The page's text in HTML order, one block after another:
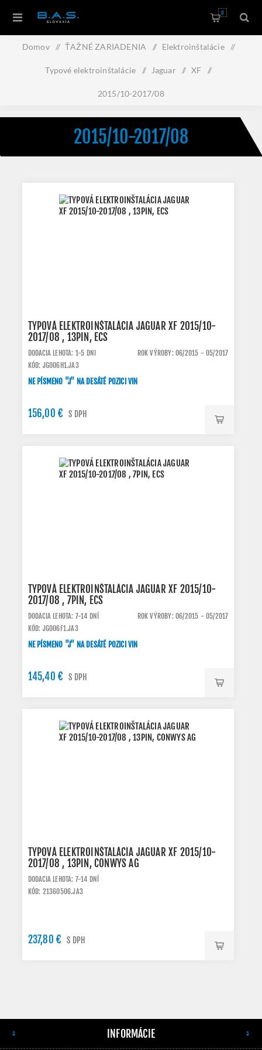
0
Domov / ŤAŽNÉ ZARIADENIA / Elektroinštalácie /
Typové elektroinštalácie / Jaguar / XF /
2015/10-2017/08
2015/10-2017/08
TYPOVÁ ELEKTROINŠTALÁCIA JAGUAR XF 2015/10-
2017/08 , 13PIN, ECS
DODACIA LEHOTA: 1-5 DNI
ROK VÝROBY: 06/2015 - 05/2017
KÓD: JG006H1.JA3
NE PÍSMENO "J" NA DESÁTÉ POZICI VIN
156,00 € S DPH
TYPOVÁ ELEKTROINŠTALÁCIA JAGUAR XF 2015/10-
2017/08 , 7PIN, ECS
DODACIA LEHOTA: 7-14 DNÍ
ROK VÝROBY: 06/2015 - 05/2017
KÓD: JG006F1.JA3
NE PÍSMENO "J" NA DESÁTÉ POZICI VIN
145,40 € S DPH
TYPOVÁ ELEKTROINŠTALÁCIA JAGUAR XF 2015/10-
2017/08 , 13PIN, CONWYS AG
DODACIA LEHOTA: 7-14 DNÍ
KÓD: 21360506.JA3
237,80 € S DPH
INFORMÁCIE